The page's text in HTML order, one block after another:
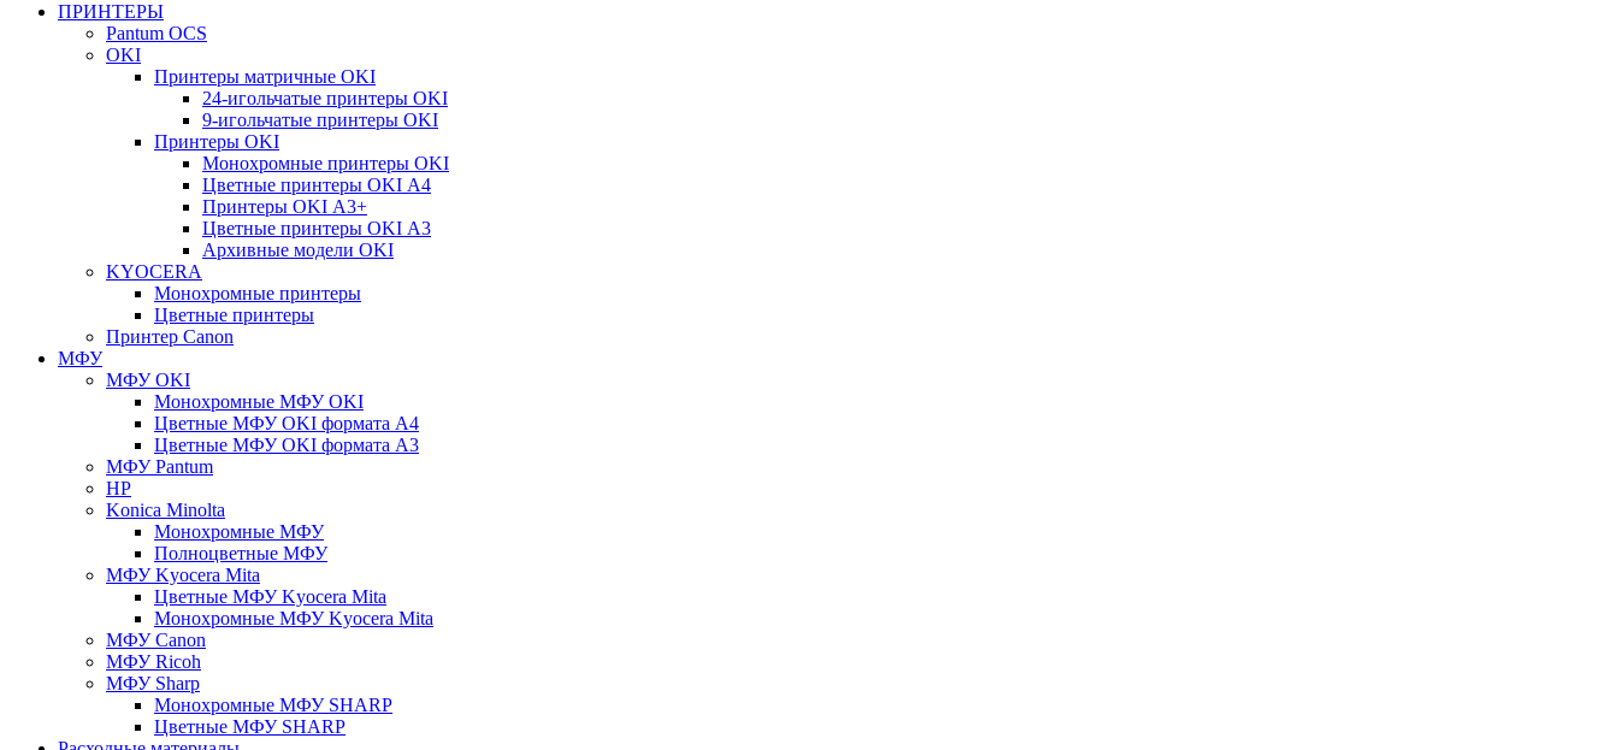
ПРИНТЕРЫ
Pantum OCS
OKI
Принтеры матричные OKI
24-игольчатые принтеры OKI
9-игольчатые принтеры OKI
Принтеры OKI
Монохромные принтеры OKI
Цветные принтеры OKI А4
Принтеры OKI А3+
Цветные принтеры OKI А3
Архивные модели OKI
KYOCERA
Монохромные принтеры
Цветные принтеры
Принтер Canon
МФУ
МФУ OKI
Монохромные МФУ OKI
Цветные МФУ OKI формата А4
Цветные МФУ OKI формата А3
МФУ Pantum
HP
Konica Minolta
Монохромные МФУ
Полноцветные МФУ
МФУ Kyocera Mita
Цветные МФУ Kyocera Mita
Монохромные МФУ Kyocera Mita
МФУ Canon
МФУ Ricoh
МФУ Sharp
Монохромные МФУ SHARP
Цветные МФУ SHARP